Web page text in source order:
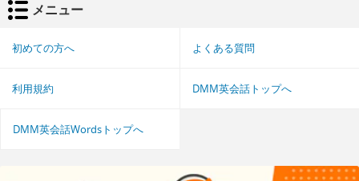
メニュー
初めての方へ よくある質問
利用規約 DMM英会話トップへ
DMM英会話Wordsトップへ